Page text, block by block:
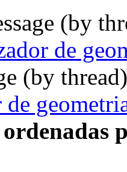
(by
de
(by
ordenadas